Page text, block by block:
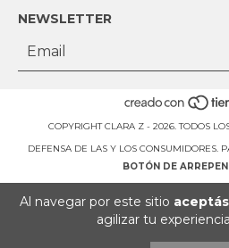
Al navegar por este sitio
agilizar tu
NEWSLETTER
COPYRIGHT CLARA Z - 2026. TODOS
DEFENSA DE LAS Y LOS CONSUMIDORES.
BOTÓN DE